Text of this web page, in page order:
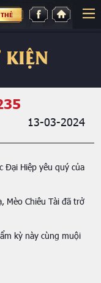
KIỆN
13-03-2024
Đại Hiệp yêu quý của
Mèo Chiêu Tài đã trở
kỳ này cùng muội